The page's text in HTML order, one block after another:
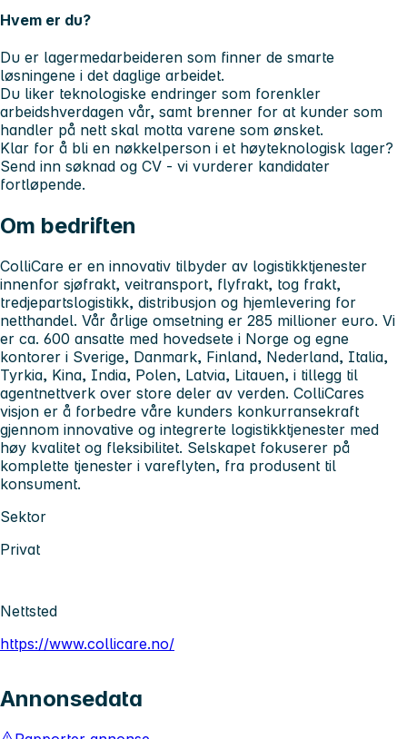
Hvem er du?
Du er lagermedarbeideren som finner de smarte
løsningene i det daglige arbeidet.
Du liker teknologiske endringer som forenkler
arbeidshverdagen vår, samt brenner for at kunder som
handler på nett skal motta varene som ønsket.
Klar for å bli en nøkkelperson i et høyteknologisk lager?
Send inn søknad og CV - vi vurderer kandidater
fortløpende.
Om bedriften
ColliCare er en innovativ tilbyder av logistikktjenester
innenfor sjøfrakt, veitransport, flyfrakt, tog frakt,
tredjepartslogistikk, distribusjon og hjemlevering for
netthandel. Vår årlige omsetning er 285 millioner euro. Vi
er ca. 600 ansatte med hovedsete i Norge og egne
kontorer i Sverige, Danmark, Finland, Nederland, Italia,
Tyrkia, Kina, India, Polen, Latvia, Litauen, i tillegg til
agentnettverk over store deler av verden. ColliCares
visjon er å forbedre våre kunders konkurransekraft
gjennom innovative og integrerte logistikktjenester med
høy kvalitet og fleksibilitet. Selskapet fokuserer på
komplette tjenester i vareflyten, fra produsent til
konsument.
Sektor
Privat
Nettsted
https://www.collicare.no/
Annonsedata